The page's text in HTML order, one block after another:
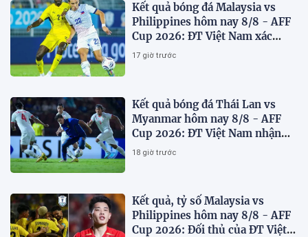
Kết quả bóng đá Malaysia vs
Philippines hôm nay 8/8 - AFF
Cup 2026: ĐT Việt Nam xác
định đối thủ
17 giờ trước
Kết quả bóng đá Thái Lan vs
Myanmar hôm nay 8/8 - AFF
Cup 2026: ĐT Việt Nam nhận
'chiến thư'
18 giờ trước
Kết quả, tỷ số Malaysia vs
Philippines hôm nay 8/8 - AFF
Cup 2026: Đối thủ của ĐT Việt